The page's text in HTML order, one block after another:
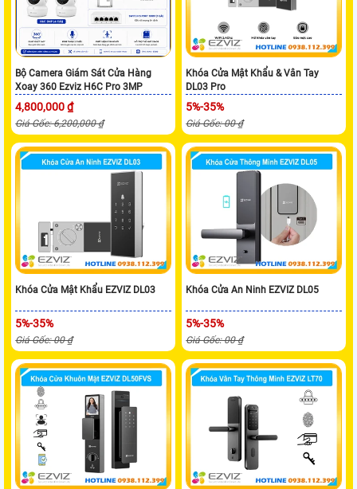
Bộ Camera Giám Sát Cửa Hàng
Xoay 360 Ezviz H6C Pro 3MP
4,800,000 ₫
Giá Gốc: 6,200,000 ₫
Khóa Cửa Mật Khẩu & Vân Tay
DL03 Pro
5%-35%
Giá Gốc: 00 ₫
Khóa Cửa Mật Khẩu EZVIZ DL03
5%-35%
Giá Gốc: 00 ₫
Khóa Cửa An Ninh EZVIZ DL05
5%-35%
Giá Gốc: 00 ₫